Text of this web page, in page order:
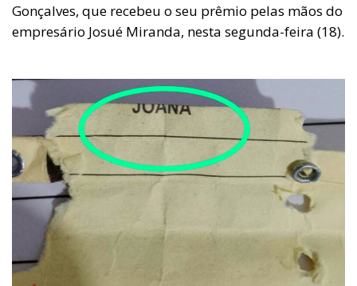
Gonçalves, que recebeu o seu prêmio pelas mãos do
empresário Josué Miranda, nesta segunda-feira (18).